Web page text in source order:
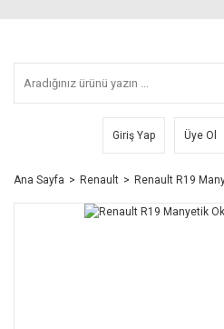
Giriş Yap Üye Ol
Ana Sayfa Renault Renault R19